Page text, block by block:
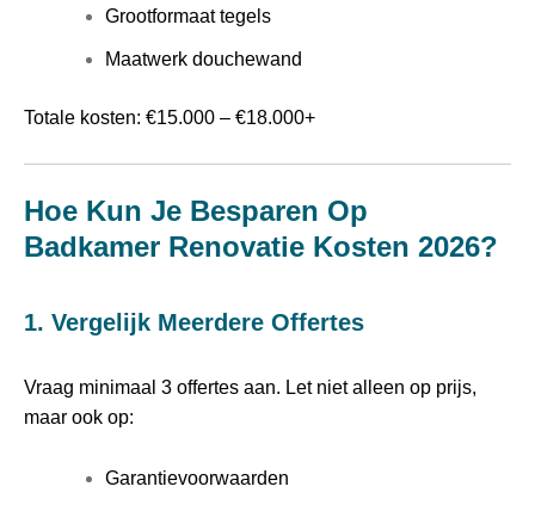
Grootformaat tegels
Maatwerk douchewand
Totale kosten: €15.000 – €18.000+
Hoe Kun Je Besparen Op
Badkamer Renovatie Kosten 2026?
1. Vergelijk Meerdere Offertes
Vraag minimaal 3 offertes aan. Let niet alleen op prijs,
maar ook op:
Garantievoorwaarden